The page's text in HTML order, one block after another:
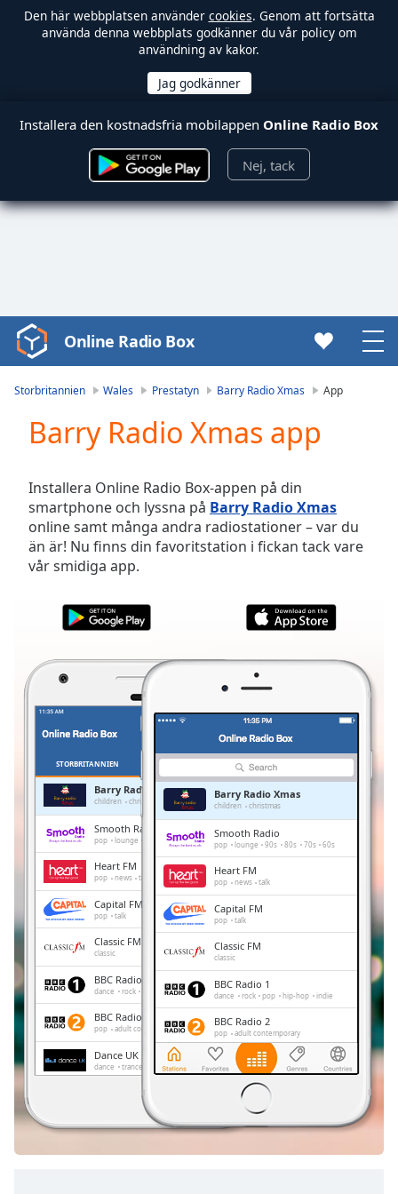
Den här webbplatsen använder cookies. Genom att fortsätta
använda denna webbplats godkänner du vår policy om
användning av kakor.
Installera den kostnadsfria mobilappen Online Radio Box
Nej, tack
Video
Player
Video
Skip
Backward
Skip
Forward
Mute
Current
Duration-:-
0.00%
Stream
TypeLIVE
Seek to
LIVE
Remaining
Time-
Playback
Chapters
Chapters
Descriptions
descriptions
off,
Subtitles
subtitles
Online Radio Box
Storbritannien Wales Prestatyn Barry Radio Xmas App
Barry Radio Xmas app
Installera Online Radio Box-appen på din
smartphone och lyssna på Barry Radio Xmas
online samt många andra radiostationer – var du
än är! Nu finns din favoritstation i fickan tack vare
vår smidiga app.
STORBRITANNIEN
Barry Radio Xmas
children christmas
Smooth Radio
pop lounge 80s 70s 60s
Heart FM
pop news talk
Capital FM
pop talk
Classic FM
classic
BBC Radio 1
dance rock hip-hop indie
BBC Radio 2
pop adult contemporary
Dance UK Radio
dance trance house club
Barry Radio Xmas
children christmas
Smooth Radio
pop lounge 90s 80s 70s 60s
Heart FM
pop news talk
Capital FM
pop talk
Classic FM
classic
BBC Radio 1
dance rock pop hip-hop indie
BBC Radio 2
pop adult contemporary
Dance UK Radio
dance trance house club
talk